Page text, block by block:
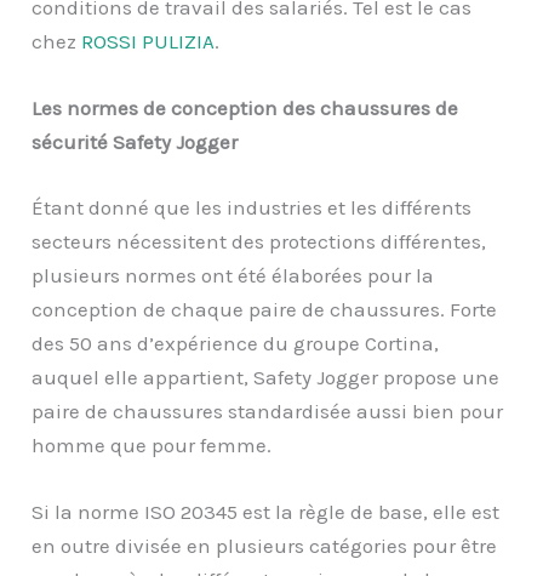
conditions de travail des salariés. Tel est le cas
chez ROSSI PULIZIA.
Les normes de conception des chaussures de
sécurité Safety Jogger
Étant donné que les industries et les différents
secteurs nécessitent des protections différentes,
plusieurs normes ont été élaborées pour la
conception de chaque paire de chaussures. Forte
des 50 ans d’expérience du groupe Cortina,
auquel elle appartient, Safety Jogger propose une
paire de chaussures standardisée aussi bien pour
homme que pour femme.
Si la norme ISO 20345 est la règle de base, elle est
en outre divisée en plusieurs catégories pour être